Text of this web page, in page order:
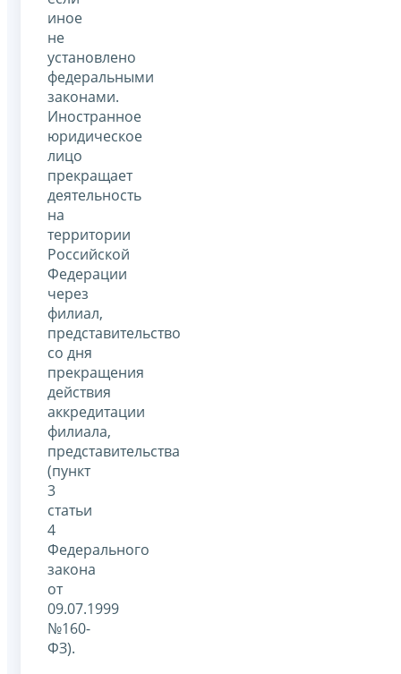
иное
не
установлено
федеральными
законами.
Иностранное
юридическое
лицо
прекращает
деятельность
на
территории
Российской
Федерации
через
филиал,
представительство
со дня
прекращения
действия
аккредитации
филиала,
представительства
(пункт
3
статьи
4
Федерального
закона
от
09.07.1999
№160-
ФЗ).